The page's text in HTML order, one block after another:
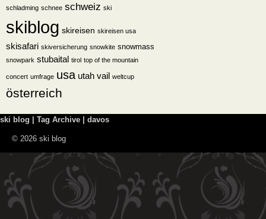
schladming schnee schweiz ski
skiblog skireisen skireisen usa
skisafari skiversicherung snowkite snowmass
snowpark stubaital tirol top of the mountain
concert umfrage usa utah vail weltcup
österreich
ski blog | Tag Archive | davos
© 2026 ski blog